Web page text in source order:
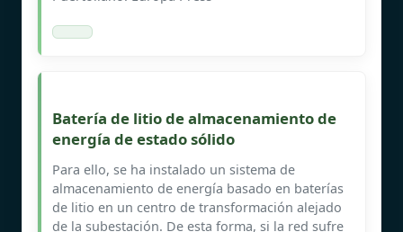
Batería de litio de almacenamiento de
energía de estado sólido
Para ello, se ha instalado un sistema de
almacenamiento de energía basado en baterías
de litio en un centro de transformación alejado
de la subestación. De esta forma, si la red sufre